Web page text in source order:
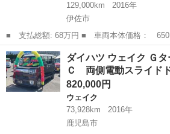
129,000km
2016年
伊佐市
■ 支払総額: 68万円 ■ 車両本体価格： 650,000 円 ■ メーカー
名： ダイハツ ■ 車種名： ウェイク ■ グ
ＳＡＩＩ ターボ 両側パワースライドドア
ｏｏｔｈ・フルセ...
鹿児島 伊佐市 ウェイク
ダイハツ ウェイク Ｇ
Ｃ 両側電動スライ
820,000円
ウェイク
73,928km
2016年
鹿児島市